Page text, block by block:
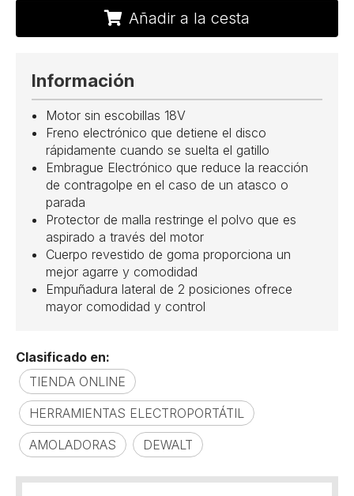
Añadir a la cesta
Información
Motor sin escobillas 18V
Freno electrónico que detiene el disco
rápidamente cuando se suelta el gatillo
Embrague Electrónico que reduce la reacción
de contragolpe en el caso de un atasco o
parada
Protector de malla restringe el polvo que es
aspirado a través del motor
Cuerpo revestido de goma proporciona un
mejor agarre y comodidad
Empuñadura lateral de 2 posiciones ofrece
mayor comodidad y control
Clasificado en:
TIENDA ONLINE
HERRAMIENTAS ELECTROPORTÁTIL
AMOLADORAS
DEWALT